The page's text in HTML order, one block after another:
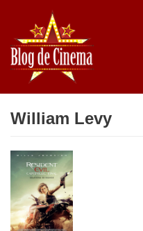
Sari
la
conținut
William Levy